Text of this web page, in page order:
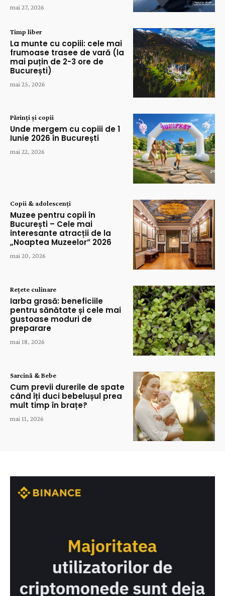
mai 27, 2026
Timp liber
La munte cu copiii: cele mai
frumoase trasee de vară (la
mai puțin de 2-3 ore de
București)
mai 25, 2026
Părinți și copii
Unde mergem cu copiii de 1
Iunie 2026 în București
mai 22, 2026
Copii & adolescenți
Muzee pentru copii în
București – Cele mai
interesante atracții de la
„Noaptea Muzeelor” 2026
mai 20, 2026
Rețete culinare
Iarba grasă: beneficiile
pentru sănătate și cele mai
gustoase moduri de
preparare
mai 18, 2026
Sarcină & Bebe
Cum previi durerile de spate
când îți duci bebelușul prea
mult timp în brațe?
mai 11, 2026